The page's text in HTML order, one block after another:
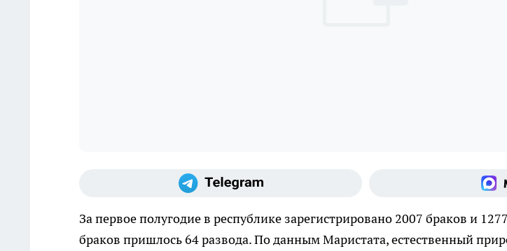
За первое полугодие в республике зарегистрировано 2007 браков и
браков пришлось 64 развода. По данным Маристата, естественный